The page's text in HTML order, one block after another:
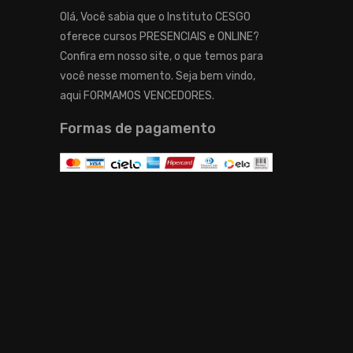
Olá, Você sabia que o Instituto CESGO
oferece cursos PRESENCIAIS e ONLINE?
Confira em nosso site, o que temos para
você nesse momento. Seja bem vindo,
aqui FORMAMOS VENCEDORES.
Formas de pagamento